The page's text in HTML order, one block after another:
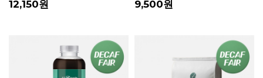
12,150원 9,500원